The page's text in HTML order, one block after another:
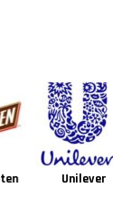
Unilever